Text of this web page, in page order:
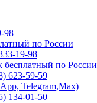
98
по России
19-98
бесплатный по России
623-59-59
Telegram,Max)
134-01-50